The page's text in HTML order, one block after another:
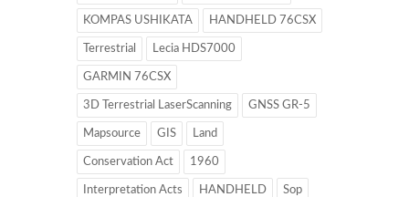
KOMPAS USHIKATA HANDHELD 76CSX
Terrestrial Lecia HDS7000
GARMIN 76CSX
3D Terrestrial LaserScanning GNSS GR-5
Mapsource GIS Land
Conservation Act 1960
Interpretation Acts HANDHELD Sop